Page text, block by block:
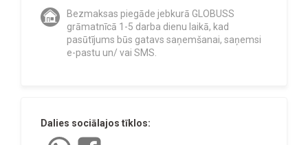
Bezmaksas piegāde jebkurā GLOBUSS
grāmatnīcā 1-5 darba dienu laikā, kad
pasūtījums būs gatavs saņemšanai, saņemsi
e-pastu un/ vai SMS.
Dalies sociālajos tīklos: